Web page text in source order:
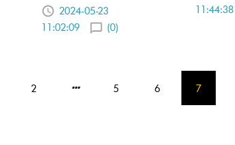
2024-05-23
11:02:09
(0)
11:44:38
2 5 6 7